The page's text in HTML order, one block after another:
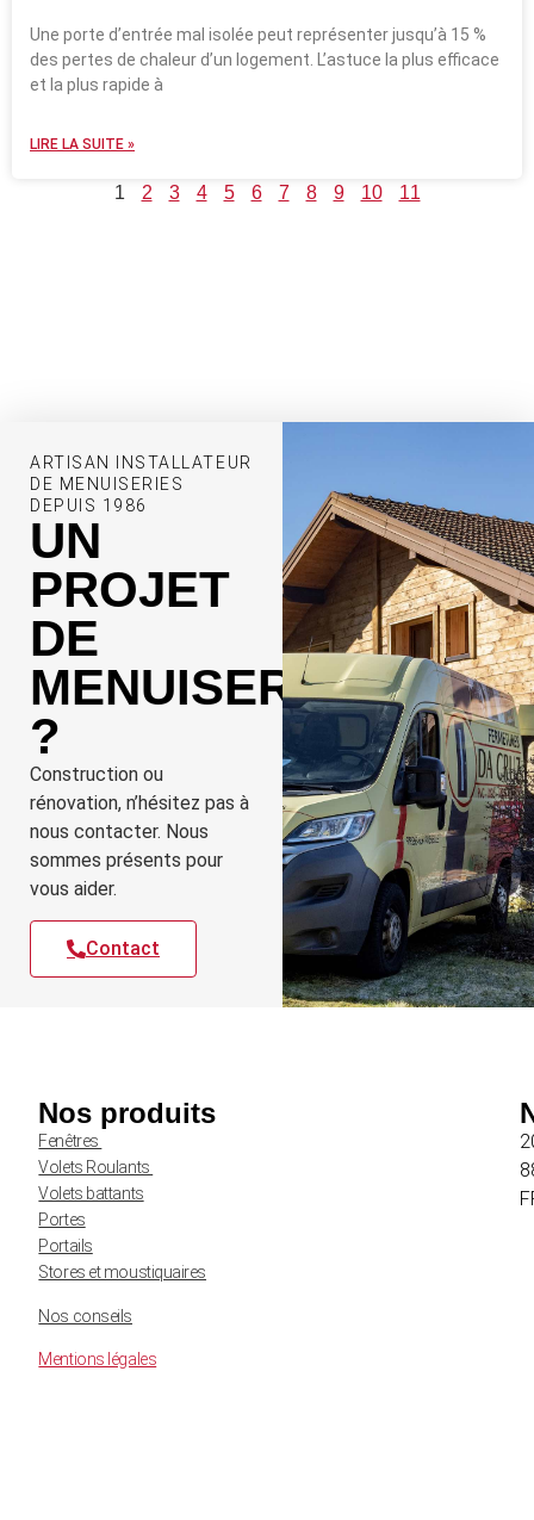
Une porte d’entrée mal isolée peut représenter jusqu’à 15 %
des pertes de chaleur d’un logement. L’astuce la plus efficace
et la plus rapide à
LIRE LA SUITE »
1 2 3 4 5 6 7 8 9 10 11
ARTISAN INSTALLATEUR
DE MENUISERIES
DEPUIS 1986
UN
PROJET
DE
MENUISERIE
?
Construction ou
rénovation, n’hésitez pas à
nous contacter. Nous
sommes présents pour
vous aider.
Contact
Nos produits
Fenêtres
Volets Roulants
Volets battants
Portes
Portails
Stores et moustiquaires
Nos conseils
Mentions légales